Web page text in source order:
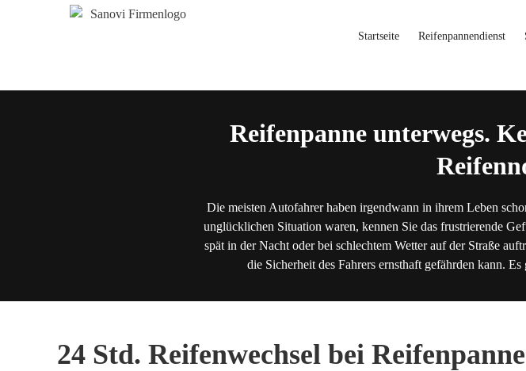
Startseite Reifenpannendienst
Reifenpanne unterwegs.
Die meisten Autofahrer haben irgendwann in ihrem Leben
unglücklichen Situation waren, kennen Sie das frustrierende
spät in der Nacht oder bei schlechtem Wetter auf der Straße
die Sicherheit des Fahrers ernsthaft gefährden kann.
24 Std. Reifenwechsel bei